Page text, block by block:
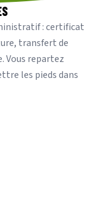
: certificat
transfert de
Vous repartez
les pieds dans